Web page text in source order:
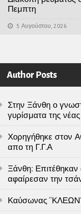
Πεμπτη
5 Αυγούστου, 2026
Author Posts
Στην Ξάνθη ο
γυρίσματα της
Χορηγήθηκε στον
απο τη Γ.Γ.Α
Ξάνθη: Επιτέθηκαν
αφαίρεσαν την
Καύσωνας